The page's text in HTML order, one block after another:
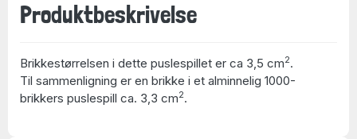
Produktbeskrivelse
Brikkestørrelsen i dette puslespillet er ca 3,5 cm2.
Til sammenligning er en brikke i et alminnelig 1000-
brikkers puslespill ca. 3,3 cm2.